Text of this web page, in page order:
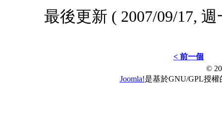
最後更新 ( 2007/09/17, 週
< 前一個
©
Joomla!是基於GNU/GPL授